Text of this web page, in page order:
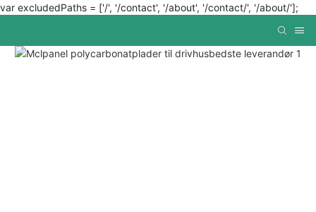
var excludedPaths = ['/', '/contact', '/about', '/contact/', '/about/'];